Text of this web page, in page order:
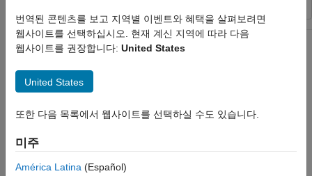
상태
번역된 콘텐츠를 보고 지역별 이벤트와 혜택을 살펴보려면
웹사이트를 선택하십시오. 현재 계신 지역에 따라 다음
웹사이트를 권장합니다: United States
United States
또한 다음 목록에서 웹사이트를 선택하실 수도 있습니다.
미주
América Latina (Español)